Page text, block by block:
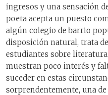
ingresos y una sensación
poeta acepta un puesto
algún colegio de barrio
disposición natural, trata
estudiantes sobre
muestran poco interés y
suceder en estas
sorprendentemente, una